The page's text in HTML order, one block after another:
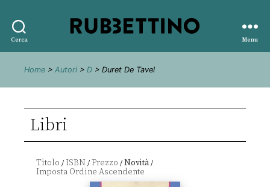
Cerca
editore
Menu
Home > Autori > D > Duret De Tavel
Libri
Titolo /ISBN /Prezzo /Novità/